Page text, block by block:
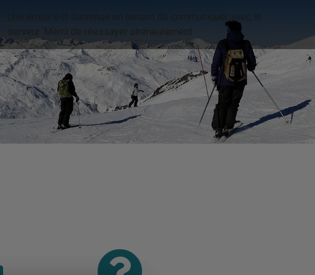
Une erreur est survenue en tentant de communiquer avec le
serveur. Merci de réessayer ultérieurement